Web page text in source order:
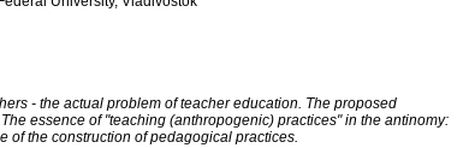
- the actual problem of teacher education. The proposed
essence of "teaching (anthropogenic) practices" in the antinomy:
of the construction of pedagogical practices.